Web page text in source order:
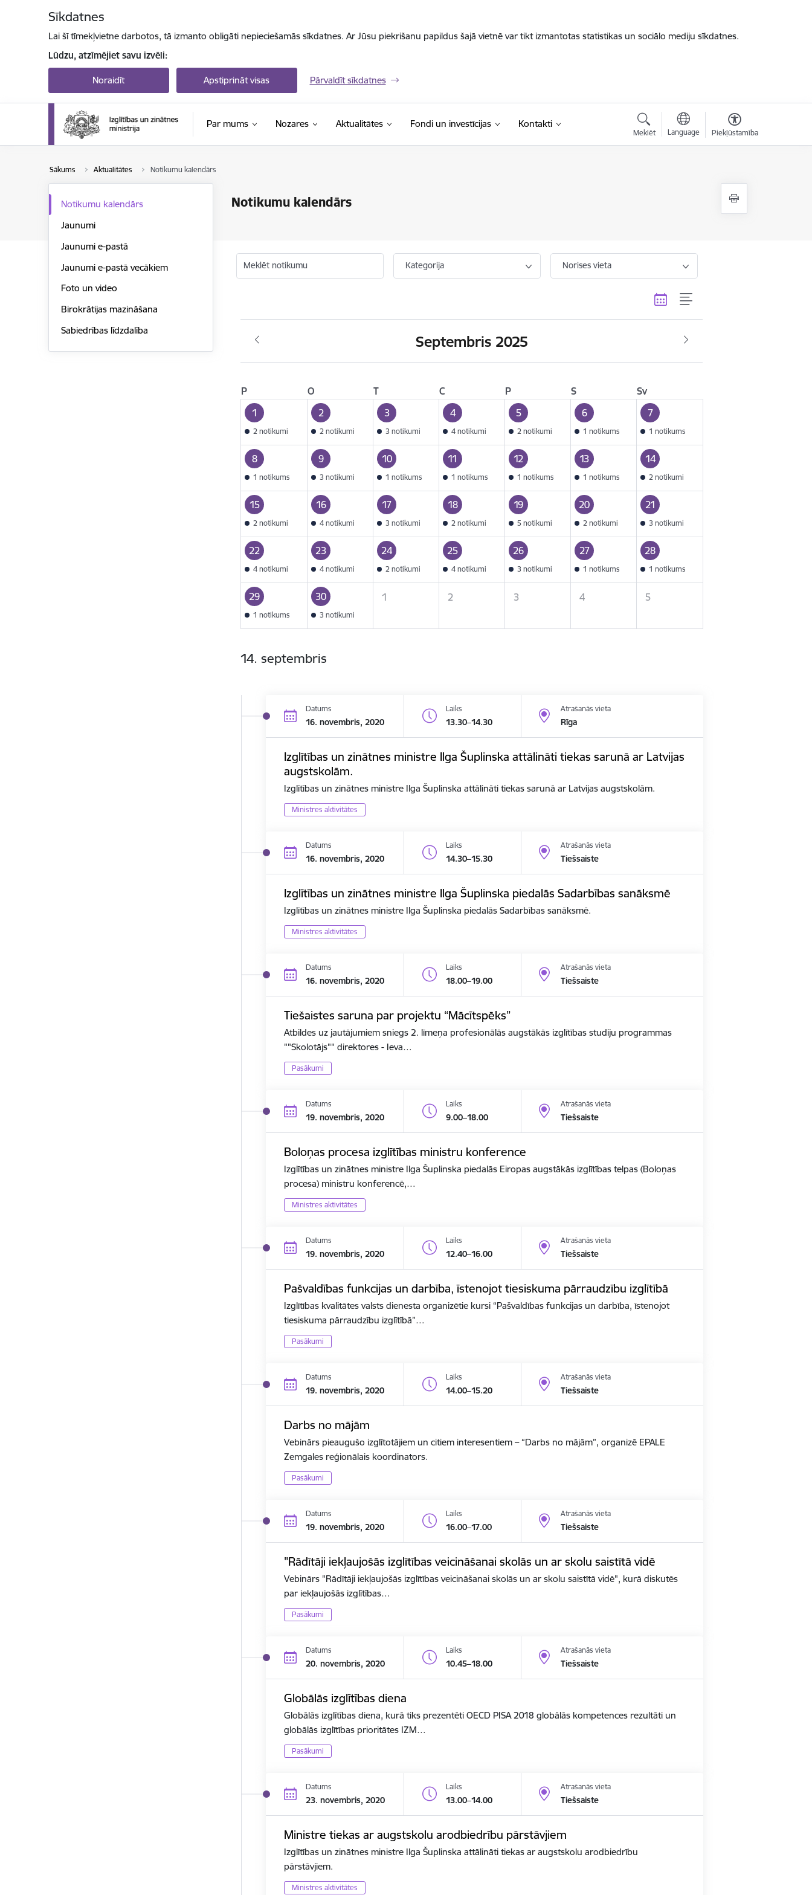
Sīkdatnes
Lai šī tīmekļvietne darbotos, tā izmanto obligāti nepieciešamās sīkdatnes. Ar Jūsu piekrišanu papildus šajā vietnē var tikt izmantotas statistikas un sociālo mediju sīkdatnes.
Lūdzu, atzīmējiet savu izvēli:
Noraidīt Apstiprināt visas Pārvaldīt sīkdatnes
Par mums Nozares Aktualitātes Fondi un investīcijas Kontakti
Meklēt Language Piekļūstamība
Sākums Aktualitātes Notikumu kalendārs
Notikumu kalendārs
Notikumu kalendārs
Jaunumi
Jaunumi e-pastā
Jaunumi e-pastā vecākiem
Foto un video
Birokrātijas mazināšana
Sabiedrības līdzdalība
Meklēt notikumu Kategorija Norises vieta
Septembris 2025
P O T C P S
Sv
1
2 notikumi
2
2 notikumi
3
3 notikumi
4
4 notikumi
5
2 notikumi
6
1 notikums
7
1 notikums
8
1 notikums
9
3 notikumi
10
1 notikums
11
1 notikums
12
1 notikums
13
1 notikums
14
2 notikumi
15
2 notikumi
16
4 notikumi
17
3 notikumi
18
2 notikumi
19
5 notikumi
20
2 notikumi
21
3 notikumi
22
4 notikumi
23
4 notikumi
24
2 notikumi
25
4 notikumi
26
3 notikumi
27
1 notikums
28
1 notikums
29
1 notikums
30
3 notikumi
1 2 3 4 5
14. septembris
Datums
16. novembris, 2020
Laiks
13.30–14.30
Atrašanās vieta
Rīga
Izglītības un zinātnes ministre Ilga Šuplinska attālināti tiekas sarunā ar Latvijas
augstskolām.
Izglītības un zinātnes ministre Ilga Šuplinska attālināti tiekas sarunā ar Latvijas augstskolām.
Ministres aktivitātes
Datums
16. novembris, 2020
Laiks
14.30–15.30
Atrašanās vieta
Tiešsaiste
Izglītības un zinātnes ministre Ilga Šuplinska piedalās Sadarbības sanāksmē
Izglītības un zinātnes ministre Ilga Šuplinska piedalās Sadarbības sanāksmē.
Ministres aktivitātes
Datums
16. novembris, 2020
Laiks
18.00–19.00
Atrašanās vieta
Tiešsaiste
Tiešaistes saruna par projektu “Mācītspēks”
Atbildes uz jautājumiem sniegs 2. līmeņa profesionālās augstākās izglītības studiju programmas
""Skolotājs"" direktores - Ieva…
Pasākumi
Datums
19. novembris, 2020
Laiks
9.00–18.00
Atrašanās vieta
Tiešsaiste
Boloņas procesa izglītības ministru konference
Izglītības un zinātnes ministre Ilga Šuplinska piedalās Eiropas augstākās izglītības telpas (Boloņas
procesa) ministru konferencē,…
Ministres aktivitātes
Datums
19. novembris, 2020
Laiks
12.40–16.00
Atrašanās vieta
Tiešsaiste
Pašvaldības funkcijas un darbība, īstenojot tiesiskuma pārraudzību izglītībā
Izglītības kvalitātes valsts dienesta organizētie kursi “Pašvaldības funkcijas un darbība, īstenojot
tiesiskuma pārraudzību izglītībā”…
Pasākumi
Datums
19. novembris, 2020
Laiks
14.00–15.20
Atrašanās vieta
Tiešsaiste
Darbs no mājām
Vebinārs pieaugušo izglītotājiem un citiem interesentiem – “Darbs no mājām”, organizē EPALE
Zemgales reģionālais koordinators.
Pasākumi
Datums
19. novembris, 2020
Laiks
16.00–17.00
Atrašanās vieta
Tiešsaiste
"Rādītāji iekļaujošās izglītības veicināšanai skolās un ar skolu saistītā vidē
Vebinārs "Rādītāji iekļaujošās izglītības veicināšanai skolās un ar skolu saistītā vidē", kurā diskutēs
par iekļaujošās izglītības…
Pasākumi
Datums
20. novembris, 2020
Laiks
10.45–18.00
Atrašanās vieta
Tiešsaiste
Globālās izglītības diena
Globālās izglītības diena, kurā tiks prezentēti OECD PISA 2018 globālās kompetences rezultāti un
globālās izglītības prioritātes IZM…
Pasākumi
Datums
23. novembris, 2020
Laiks
13.00–14.00
Atrašanās vieta
Tiešsaiste
Ministre tiekas ar augstskolu arodbiedrību pārstāvjiem
Izglītības un zinātnes ministre Ilga Šuplinska attālināti tiekas ar augstskolu arodbiedrību
pārstāvjiem.
Ministres aktivitātes